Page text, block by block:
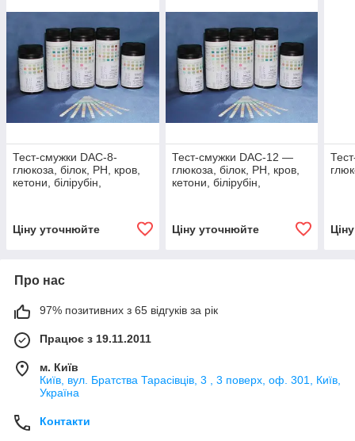
Тест-смужки DAC-8-
глюкоза, білок, РН, кров,
кетони, білірубін,
Ціну уточнюйте
Тест-смужки DAC-12 —
глюкоза, білок, РН, кров,
кетони, білірубін,
Ціну уточнюйте
Про нас
97% позитивних з 65 відгуків за рік
Працює з 19.11.2011
м. Київ
Київ, вул. Братства Тарасівців, 3 , 3 поверх, оф. 301, Київ,
Україна
Контакти